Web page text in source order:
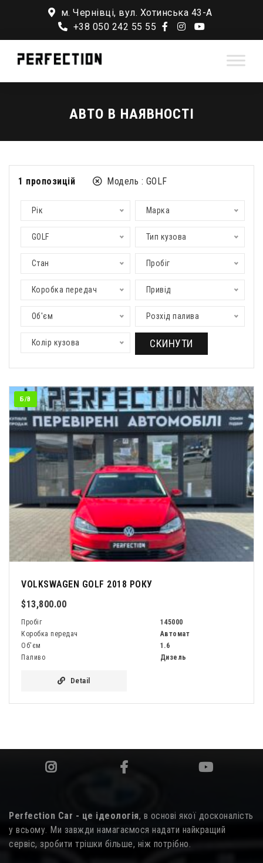
м. Чернівці, вул. Хотинська 43-А
+38 050 242 55 55
АВТО В НАЯВНОСТІ
1 пропозицій Модель : GOLF
Рік Марка
GOLF Тип кузова
Стан Пробіг
Коробка передач Привід
Об'єм Розхід палива
Колір кузова СКИНУТИ
Б/В
VOLKSWAGEN GOLF 2018 РОКУ
$13,800.00
Пробіг
145000
Коробка передач
Автомат
Об'єм
1.6
Паливо
Дизель
Detail
Perfection Car - це ідеологія, в основі якої досконалість
у всьому. Ми завжди намагаємося надати найкращий
сервіс, зробити трішки більше, ніж потрібно.